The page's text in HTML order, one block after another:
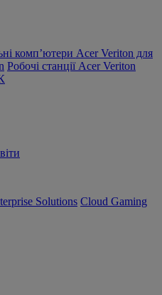
комп’ютери Acer Veriton для
Робочі станції Acer Veriton
Solutions Cloud Gaming